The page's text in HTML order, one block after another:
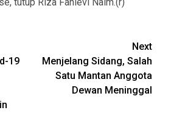
tutup Riza Fahlevi Naim.(r)
19
Next
Menjelang Sidang, Salah
Satu Mantan Anggota
Dewan Meninggal